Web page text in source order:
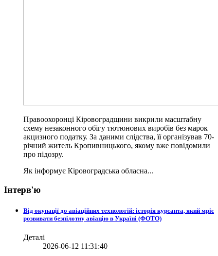
Правоохоронці Кіровоградщини викрили масштабну
схему незаконного обігу тютюнових виробів без марок
акцизного податку. За даними слідства, її організував 70-
річний житель Кропивницького, якому вже повідомили
про підозру.
Як інформує Кіровоградська обласна...
Інтерв'ю
Від окупації до авіаційних технологій: історія курсанта, який мріє
розвивати безпілотну авіацію в Україні (ФОТО)
Деталі
2026-06-12 11:31:40